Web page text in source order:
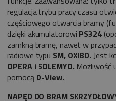
regulacja trybu pracy czasu
częściowego otwarcia bramy
dzięki akumulatorowi PS324
zamkną bramę, nawet w
radiowe typu SM, OXIBD. Jest
OPERA i SOLEMYO. Możliwość
pomocą O-View.
NAPĘD DO BRAM